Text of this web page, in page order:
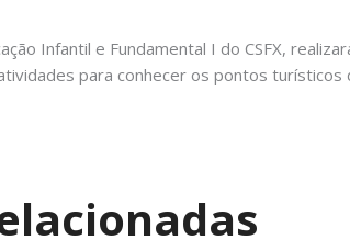
Infantil e Fundamental I do CSFX,
para conhecer os pontos